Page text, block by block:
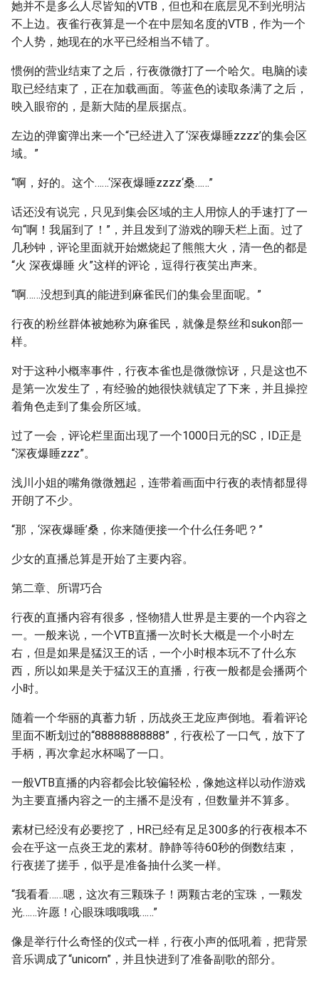
她并不是多么人尽皆知的VTB，但也和在底层见不到光明沾
不上边。夜雀行夜算是一个在中层知名度的VTB，作为一个
个人势，她现在的水平已经相当不错了。
惯例的营业结束了之后，行夜微微打了一个哈欠。电脑的读
取已经结束了，正在加载画面。等蓝色的读取条满了之后，
映入眼帘的，是新大陆的星辰据点。
左边的弹窗弹出来一个“已经进入了‘深夜爆睡zzzz’的集会区
域。”
“啊，好的。这个……‘深夜爆睡zzzz‘桑……”
话还没有说完，只见到集会区域的主人用惊人的手速打了一
句“啊！我届到了！”，并且发到了游戏的聊天栏上面。过了
几秒钟，评论里面就开始燃烧起了熊熊大火，清一色的都是
“火 深夜爆睡 火”这样的评论，逗得行夜笑出声来。
“啊……没想到真的能进到麻雀民们的集会里面呢。”
行夜的粉丝群体被她称为麻雀民，就像是祭丝和sukon部一
样。
对于这种小概率事件，行夜本雀也是微微惊讶，只是这也不
是第一次发生了，有经验的她很快就镇定了下来，并且操控
着角色走到了集会所区域。
过了一会，评论栏里面出现了一个1000日元的SC，ID正是
“深夜爆睡zzz”。
浅川小姐的嘴角微微翘起，连带着画面中行夜的表情都显得
开朗了不少。
“那，‘深夜爆睡’桑，你来随便接一个什么任务吧？”
少女的直播总算是开始了主要内容。
第二章、所谓巧合
行夜的直播内容有很多，怪物猎人世界是主要的一个内容之
一。一般来说，一个VTB直播一次时长大概是一个小时左
右，但是如果是猛汉王的话，一个小时根本玩不了什么东
西，所以如果是关于猛汉王的直播，行夜一般都是会播两个
小时。
随着一个华丽的真蓄力斩，历战炎王龙应声倒地。看着评论
里面不断划过的“88888888888”，行夜松了一口气，放下了
手柄，再次拿起水杯喝了一口。
一般VTB直播的内容都会比较偏轻松，像她这样以动作游戏
为主要直播内容之一的主播不是没有，但数量并不算多。
素材已经没有必要挖了，HR已经有足足300多的行夜根本不
会在乎这一点炎王龙的素材。静静等待60秒的倒数结束，
行夜搓了搓手，似乎是准备抽什么奖一样。
“我看看……嗯，这次有三颗珠子！两颗古老的宝珠，一颗发
光……许愿！心眼珠哦哦哦……”
像是举行什么奇怪的仪式一样，行夜小声的低吼着，把背景
音乐调成了“unicorn”，并且快进到了准备副歌的部分。